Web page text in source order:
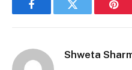
FacebookTwitter
Shweta